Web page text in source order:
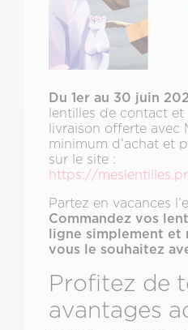
Du 1er au 30 juin
lentilles de contact
livraison offerte avec
minimum d’achat et
sur le site :
https://
Partez en vacances
Commandez vos
ligne simplement et
vous le souhaitez
Profitez de
avantages